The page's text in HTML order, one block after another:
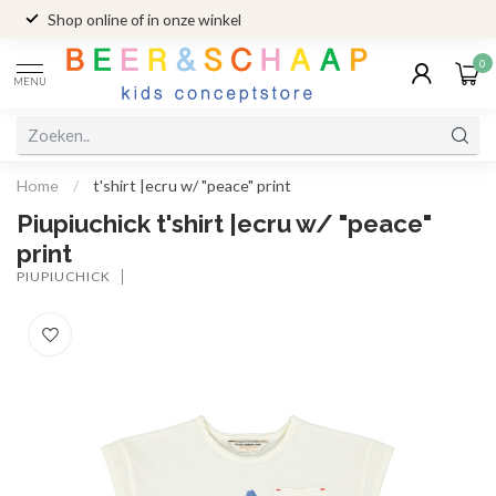
Shop online of in onze winkel
MENU
0
Home / t'shirt |ecru w/ "peace" print
Piupiuchick t'shirt |ecru w/ "peace"
print
PIUPIUCHICK